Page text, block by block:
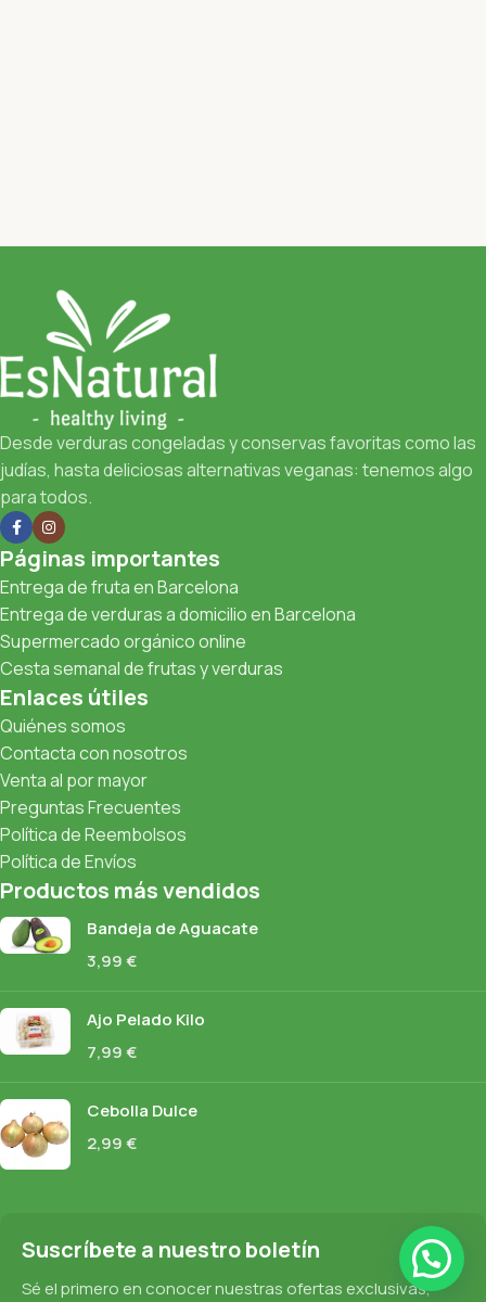
Desde verduras congeladas y conservas favoritas como las
judías, hasta deliciosas alternativas veganas: tenemos algo
para todos.
Páginas importantes
Entrega de fruta en Barcelona
Entrega de verduras a domicilio en Barcelona
Supermercado orgánico online
Cesta semanal de frutas y verduras
Enlaces útiles
Quiénes somos
Contacta con nosotros
Venta al por mayor
Preguntas Frecuentes
Política de Reembolsos
Política de Envíos
Productos más vendidos
Bandeja de Aguacate
3,99€
Ajo Pelado Kilo
7,99€
Cebolla Dulce
2,99€
Suscríbete a nuestro boletín
Sé el primero en conocer nuestras ofertas exclusivas,